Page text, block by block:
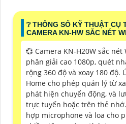
❔ THÔNG SỐ KỸ THUẬT CỤ
CAMERA KN-HW SẮC NÉT
💞 Camera KN-H20W sắc nét
phân giải cao 1080p, quét
rộng 360 độ và xoay 180 độ.
Home cho phép quản lý từ
phát hiện chuyển động, và
trực tuyến hoặc trên thẻ
hợp microphone và loa cho